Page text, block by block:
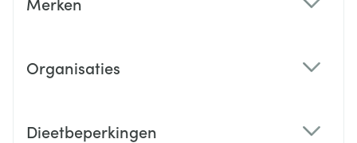
Organisaties
Dieetbeperkingen